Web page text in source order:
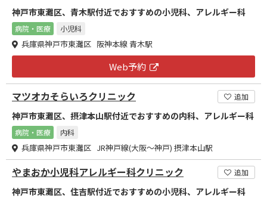
神戸市東灘区、青木駅付近でおすすめの小児科、アレルギー科
病院・医療 小児科
兵庫県神戸市東灘区 阪神本線 青木駅
Web予約
マツオカそらいろクリニック 追加
神戸市東灘区、摂津本山駅付近でおすすめの内科、アレルギー科
病院・医療 内科
兵庫県神戸市東灘区 JR神戸線(大阪～神戸) 摂津本山駅
やまおか小児科アレルギー科クリニック 追加
神戸市東灘区、住吉駅付近でおすすめの小児科、アレルギー科